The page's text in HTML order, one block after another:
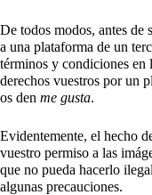
De todos modos, antes de
a una plataforma de un
términos y condiciones en
derechos vuestros por un
os den me gusta.
Evidentemente, el hecho
vuestro permiso a las
que no pueda hacerlo
algunas precauciones.